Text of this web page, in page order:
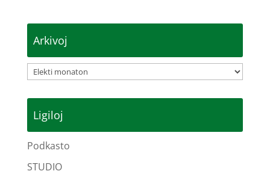
Arkivoj
Arkivoj
Ligiloj
Podkasto
STUDIO